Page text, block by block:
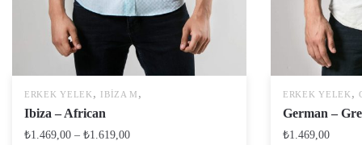
ERKEK YELEK, IBIZA M ,
Ibiza – African
₺1.469,00 – ₺1.619,00
ERKEK YELEK,
German –
₺1.469,00